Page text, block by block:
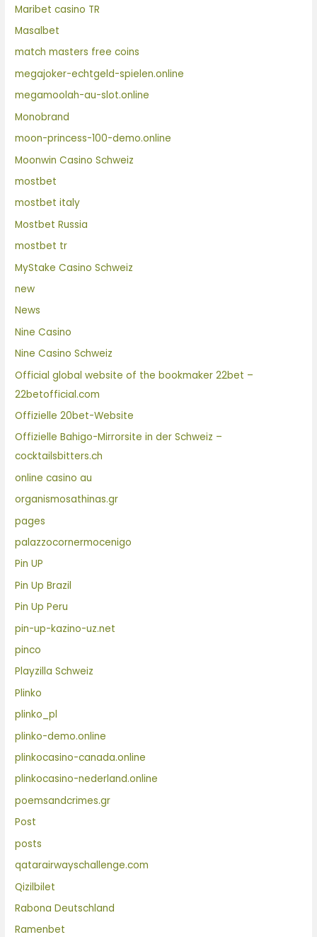
Maribet casino TR
Masalbet
match masters free coins
megajoker-echtgeld-spielen.online
megamoolah-au-slot.online
Monobrand
moon-princess-100-demo.online
Moonwin Casino Schweiz
mostbet
mostbet italy
Mostbet Russia
mostbet tr
MyStake Casino Schweiz
new
News
Nine Casino
Nine Casino Schweiz
Official global website of the bookmaker 22bet –
22betofficial.com
Offizielle 20bet-Website
Offizielle Bahigo-Mirrorsite in der Schweiz –
cocktailsbitters.ch
online casino au
organismosathinas.gr
pages
palazzocornermocenigo
Pin UP
Pin Up Brazil
Pin Up Peru
pin-up-kazino-uz.net
pinco
Playzilla Schweiz
Plinko
plinko_pl
plinko-demo.online
plinkocasino-canada.online
plinkocasino-nederland.online
poemsandcrimes.gr
Post
posts
qatarairwayschallenge.com
Qizilbilet
Rabona Deutschland
Ramenbet